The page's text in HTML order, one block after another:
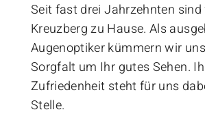
Seit fast drei Jahrzehnten sind
Kreuzberg zu Hause. Als
Augenoptiker kümmern wir
Sorgfalt um Ihr gutes Sehen.
Zufriedenheit steht für uns
Stelle.​